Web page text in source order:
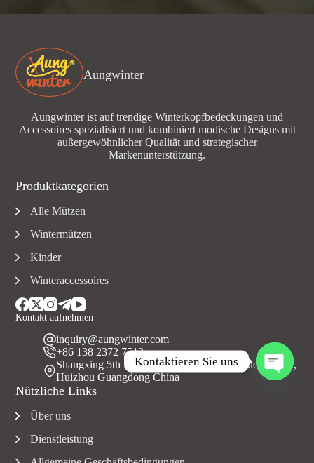
Aungwinter
Aungwinter ist auf trendige Winterkopfbedeckungen und
Accessoires spezialisiert und kombiniert modische Designs mit
außergewöhnlicher Qualität und strategischer
Markenunterstützung.
Kontakt aufnehmen
inquiry@aungwinter.com
+86 138 2372 7513
Shangxing 5th Road, Yuanzhou Town, Boluo County,
Huizhou Guangdong China
Nützliche Links
Über uns
Dienstleistung
Produktkategorien
Alle Mützen
Wintermützen
Kinder
Winteraccessoires
Kontaktieren Sie uns